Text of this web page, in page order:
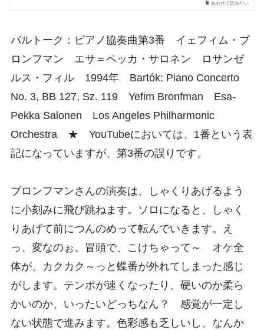
あわせて読みたい
バルトーク：ピアノ協奏曲第3番 イェフィム・ブ
ロンフマン エサ＝ペッカ・サロネン ロサンゼ
ルス・フィル 1994年 Bartók: Piano Concerto
No. 3, BB 127, Sz. 119 Yefim Bronfman Esa-
Pekka Salonen Los Angeles Philharmonic
Orchestra ★ YouTubeにおいては、1番という表
記になっていますが、第3番の誤りです。
ブロンフマンさんの演奏は、しゃくりあげるよう
に小刻みに飛び跳ねます。ソロになると、しゃく
りあげて前につんのめって転んでいきます。え
っ、変なのぉ。冒頭で、こけちゃって～ オケ全
体が、カクカク～っと蝶番が外れてしまった感じ
がします。テンポが速くなったり、硬いのか柔ら
かいのか、いったいどっちなん？ 感覚が一定し
ない状態で進みます。色彩感も乏しいし、なんか